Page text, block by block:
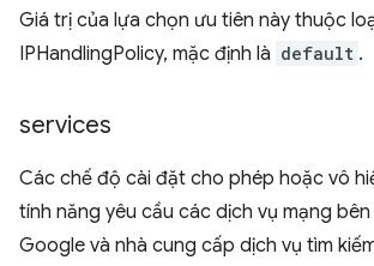
Giá trị của lựa chọn ưu tiên này thuộc
IPHandlingPolicy, mặc định là default .
services
Các chế độ cài đặt cho phép hoặc vô
tính năng yêu cầu các dịch vụ mạng
Google và nhà cung cấp dịch vụ tìm